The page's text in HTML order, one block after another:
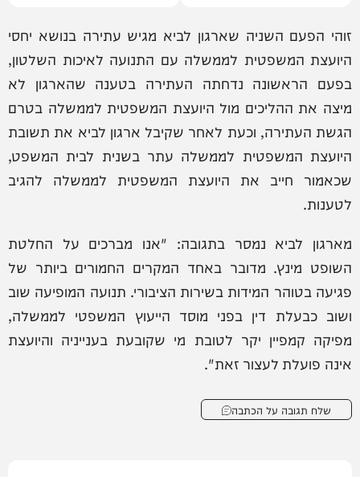
זוהי הפעם השניה שארגון לביא מגיש עתירה בנושא יחסי
היועצת המשפטית לממשלה עם התנועה לאיכות השלטון,
בפעם הראשונה נדחתה העתירה בטענה שהארגון לא
מיצה את ההליכים מול היועצת המשפטית לממשלה בטרם
הגשת העתירה, וכעת לאחר שקיבל ארגון לביא את תשובת
היועצת המשפטית לממשלה עתר בשנית לבית המשפט,
שכאמור חייב את היועצת המשפטית לממשלה להגיב
לטענות.
מארגון לביא נמסר בתגובה: "אנו מברכים על החלטת
השופט מינץ. מדובר באחד המקרים החמורים ביותר של
פגיעה בטוהר המידות בשירות הציבורי. תנועה המופיעה שוב
ושוב כבעלת דין בפני מוסד הייעוץ המשפטי לממשלה,
מפיקה קמפיין יקר לטובת מי שקובעת בענייניה והיועצת
אינה פועלת לעצור זאת".
שלח תגובה על הכתבה